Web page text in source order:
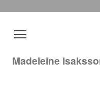
Madeleine